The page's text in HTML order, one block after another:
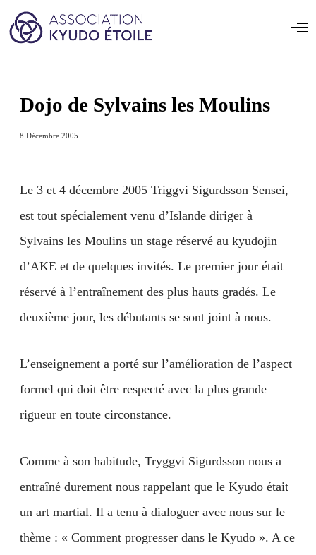
Dojo de Sylvains les Moulins
8 Décembre 2005
Le 3 et 4 décembre 2005 Triggvi Sigurdsson Sensei,
est tout spécialement venu d’Islande diriger à
Sylvains les Moulins un stage réservé au kyudojin
d’AKE et de quelques invités. Le premier jour était
réservé à l’entraînement des plus hauts gradés. Le
deuxième jour, les débutants se sont joint à nous.
L’enseignement a porté sur l’amélioration de l’aspect
formel qui doit être respecté avec la plus grande
rigueur en toute circonstance.
Comme à son habitude, Tryggvi Sigurdsson nous a
entraîné durement nous rappelant que le Kyudo était
un art martial. Il a tenu à dialoguer avec nous sur le
thème : « Comment progresser dans le Kyudo ». A ce